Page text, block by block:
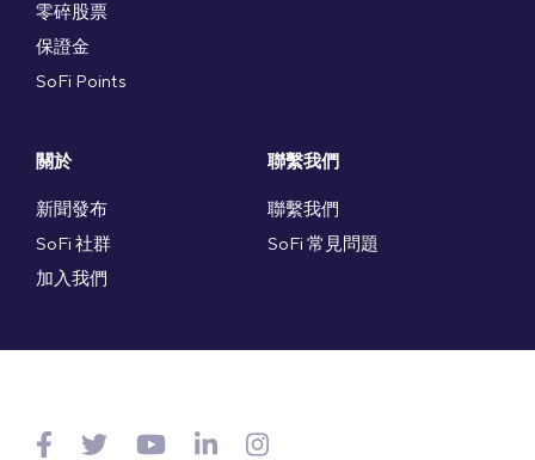
零碎股票
保證金
SoFi Points
關於
新聞發布
SoFi 社群
加入我們
聯繫我們
聯繫我們
SoFi 常見問題